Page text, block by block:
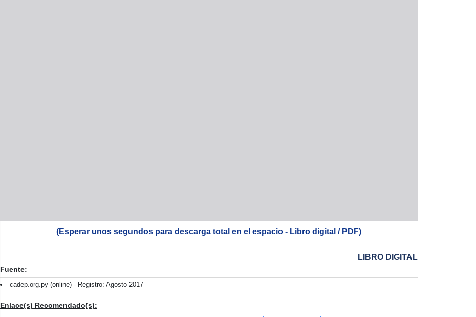
(Esperar unos segundos para descarga total en el espacio - Libro digital / PDF)
LIBRO DIGITAL
Fuente:
cadep.org.py (online) - Registro: Agosto 2017
Enlace(s) Recomendado(s):